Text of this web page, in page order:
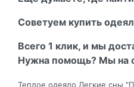
Советуем купить
Всего 1 клик, и мы
Нужна помощь? Мы на
Теплое одеяло Легкие сны